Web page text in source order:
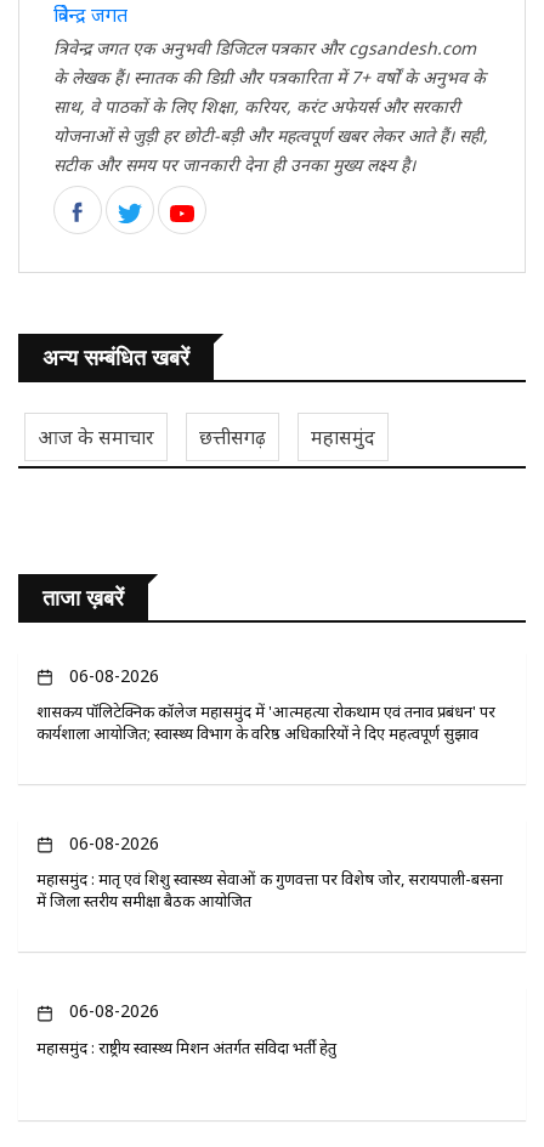
त्रिवेन्द्र जगत
त्रिवेन्द्र जगत एक अनुभवी डिजिटल पत्रकार और cgsandesh.com
के लेखक हैं। स्नातक की डिग्री और पत्रकारिता में 7+ वर्षों के अनुभव के
साथ, वे पाठकों के लिए शिक्षा, करियर, करंट अफेयर्स और सरकारी
योजनाओं से जुड़ी हर छोटी-बड़ी और महत्वपूर्ण खबर लेकर आते हैं। सही,
सटीक और समय पर जानकारी देना ही उनका मुख्य लक्ष्य है।
अन्य सम्बंधित खबरें
आज के समाचार छत्तीसगढ़ महासमुंद
ताजा ख़बरें
06-08-2026
​शासकीय पॉलिटेक्निक कॉलेज महासमुंद में 'आत्महत्या रोकथाम एवं तनाव प्रबंधन' पर
कार्यशाला आयोजित; स्वास्थ्य विभाग के वरिष्ठ अधिकारियों ने दिए महत्वपूर्ण सुझाव
06-08-2026
महासमुंद : मातृ एवं शिशु स्वास्थ्य सेवाओं की गुणवत्ता पर विशेष जोर, सरायपाली-बसना
में जिला स्तरीय समीक्षा बैठक आयोजित
06-08-2026
महासमुंद : राष्ट्रीय स्वास्थ्य मिशन अंतर्गत संविदा भर्ती हेतु